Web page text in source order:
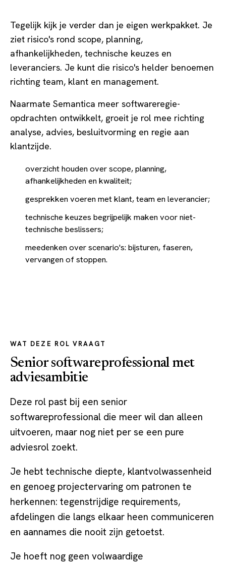
Tegelijk kijk je verder dan je eigen werkpakket. Je
ziet risico's rond scope, planning,
afhankelijkheden, technische keuzes en
leveranciers. Je kunt die risico's helder benoemen
richting team, klant en management.
Naarmate Semantica meer softwareregie-
opdrachten ontwikkelt, groeit je rol mee richting
analyse, advies, besluitvorming en regie aan
klantzijde.
overzicht houden over scope, planning,
afhankelijkheden en kwaliteit;
gesprekken voeren met klant, team en leverancier;
technische keuzes begrijpelijk maken voor niet-
technische beslissers;
meedenken over scenario's: bijsturen, faseren,
vervangen of stoppen.
WAT DEZE ROL VRAAGT
Senior softwareprofessional met
adviesambitie
Deze rol past bij een senior
softwareprofessional die meer wil dan alleen
uitvoeren, maar nog niet per se een pure
adviesrol zoekt.
Je hebt technische diepte, klantvolwassenheid
en genoeg projectervaring om patronen te
herkennen: tegenstrijdige requirements,
afdelingen die langs elkaar heen communiceren
en aannames die nooit zijn getoetst.
Je hoeft nog geen volwaardige